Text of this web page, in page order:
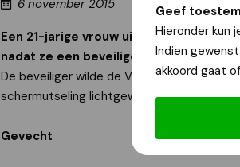
Geef
Hieronder kun
Indien
akkoord gaat
6 november 2015
Een 21-jarige vrouw uit Venlo is
nadat ze een beveiliger te lijf was
De beveiliger wilde de Venlose
schermutseling lichtgewond.
Gevecht